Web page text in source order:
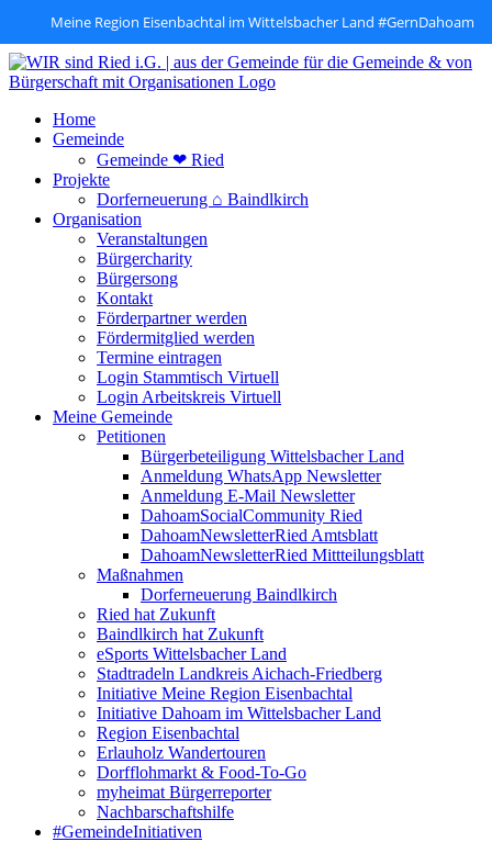
Meine Region Eisenbachtal im Wittelsbacher Land #GernDahoam
Zum
Inhalt
Home
Gemeinde
Gemeinde ❤ Ried
Projekte
Dorferneuerung ⌂ Baindlkirch
Organisation
Veranstaltungen
Bürgercharity
Bürgersong
Kontakt
Förderpartner werden
Fördermitglied werden
Termine eintragen
Login Stammtisch Virtuell
Login Arbeitskreis Virtuell
Meine Gemeinde
Petitionen
Bürgerbeteiligung Wittelsbacher Land
Anmeldung WhatsApp Newsletter
Anmeldung E-Mail Newsletter
DahoamSocialCommunity Ried
DahoamNewsletterRied Amtsblatt
DahoamNewsletterRied Mittteilungsblatt
Maßnahmen
Dorferneuerung Baindlkirch
Ried hat Zukunft
Baindlkirch hat Zukunft
eSports Wittelsbacher Land
Stadtradeln Landkreis Aichach-Friedberg
Initiative Meine Region Eisenbachtal
Initiative Dahoam im Wittelsbacher Land
Region Eisenbachtal
Erlauholz Wandertouren
Dorfflohmarkt & Food-To-Go
myheimat Bürgerreporter
Nachbarschaftshilfe
#GemeindeInitiativen